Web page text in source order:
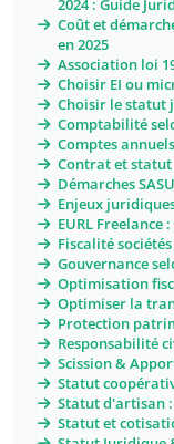
2024 : Guide
Coût et
en 2025
Association loi
Choisir EI ou
Choisir le statut
Comptabilité
Comptes
Contrat et
Démarches
Enjeux
EURL Freelance
Fiscalité
Gouvernance
Optimisation
Optimiser la
Protection
Responsabilité
Scission &
Statut
Statut d'artisan
Statut et